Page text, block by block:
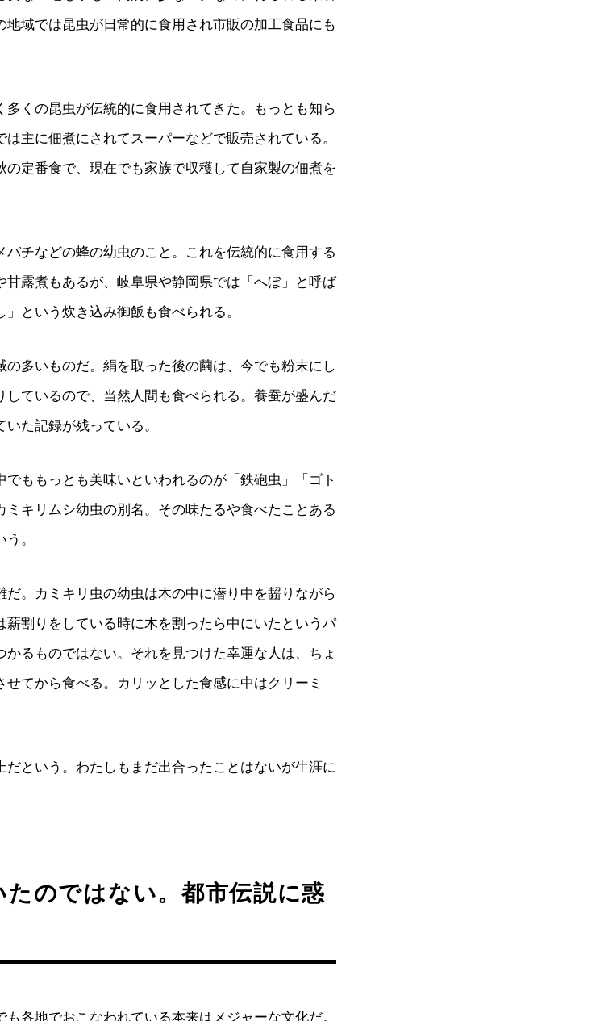
域では昆虫が日常的に食用され市販の加工食品にも
多くの昆虫が伝統的に食用されてきた。もっとも知ら
主に佃煮にされてスーパーなどで販売されている。
定番食で、現在でも家族で収穫して自家製の佃煮を
チなどの蜂の幼虫のこと。これを伝統的に食用する
露煮もあるが、岐阜県や静岡県では「へぼ」と呼ば
という炊き込み御飯も食べられる。
の多いものだ。絹を取った後の繭は、今でも粉末にし
しているので、当然人間も食べられる。養蚕が盛んだ
た記録が残っている。
ももっとも美味いといわれるのが「鉄砲虫」「ゴト
キリムシ幼虫の別名。その味たるや食べたことある
。
だ。カミキリ虫の幼虫は木の中に潜り中を齧りながら
割りをしている時に木を割ったら中にいたというパ
るものではない。それを見つけた幸運な人は、ちょ
てから食べる。カリッとした食感に中はクリーミ
という。わたしもまだ出合ったことはないが生涯に
のではない。都市伝説に惑
各地でおこなわれている本来はメジャーな文化だ。